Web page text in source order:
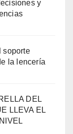
y
soporte
la lencería
DEL
LLEVA EL